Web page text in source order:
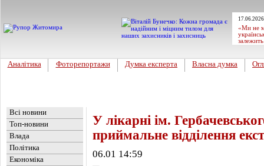
«Ми не
Аналітика Фоторепортажи Думка експерта Власна думка
Всі новини
Топ-новини
Влада
Політика
Економіка
У лікарні ім.
приймальне відділення
06.01 14:59